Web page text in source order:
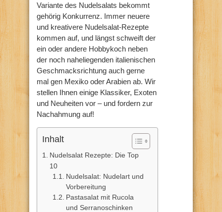
Variante des Nudelsalats bekommt
gehörig Konkurrenz. Immer neuere
und kreativere Nudelsalat-Rezepte
kommen auf, und längst schweift der
ein oder andere Hobbykoch neben
der noch naheliegenden italienischen
Geschmacksrichtung auch gerne
mal gen Mexiko oder Arabien ab. Wir
stellen Ihnen einige Klassiker, Exoten
und Neuheiten vor – und fordern zur
Nachahmung auf!
Inhalt
Nudelsalat Rezepte: Die Top
10
Nudelsalat: Nudelart und
Vorbereitung
Pastasalat mit Rucola
und Serranoschinken